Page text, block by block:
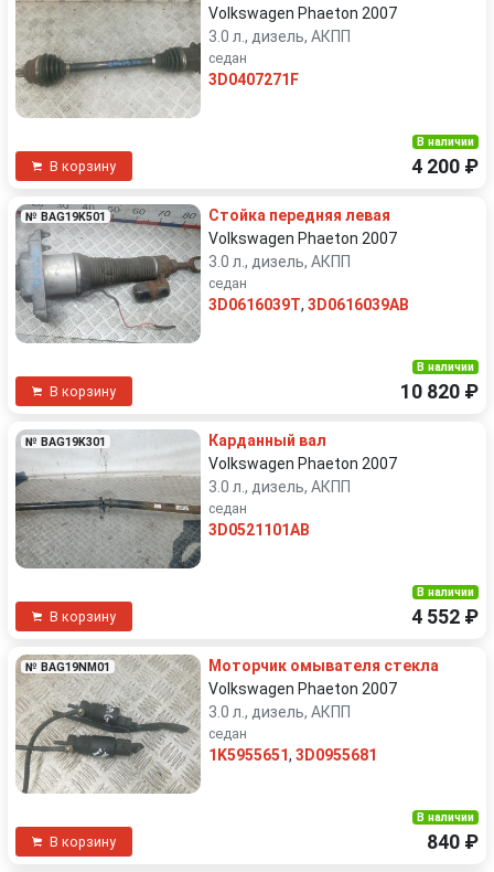
Volkswagen Phaeton 2007
3.0 л., дизель, АКПП
седан
3D0407271F
В корзину
В наличии
4 200 ₽
№ BAG19K501
Стойка передняя левая
Volkswagen Phaeton 2007
3.0 л., дизель, АКПП
седан
3D0616039T, 3D0616039AB
В корзину
В наличии
10 820 ₽
№ BAG19K301
Карданный вал
Volkswagen Phaeton 2007
3.0 л., дизель, АКПП
седан
3D0521101AB
В корзину
В наличии
4 552 ₽
№ BAG19NM01
Моторчик омывателя стекла
Volkswagen Phaeton 2007
3.0 л., дизель, АКПП
седан
1K5955651, 3D0955681
В корзину
В наличии
840 ₽